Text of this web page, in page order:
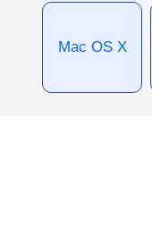
Mac OS X